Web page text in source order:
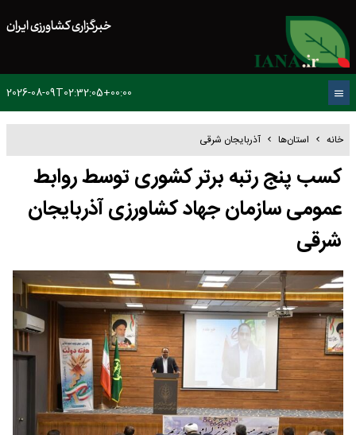
خبرگزاری کشاورزی ایران
2026-08-09T02:32:05+00:00
خانه استان‌ها آذربایجان شرقی
کسب پنج رتبه برتر کشوری توسط روابط
عمومی سازمان جهاد کشاورزی آذربایجان
شرقی